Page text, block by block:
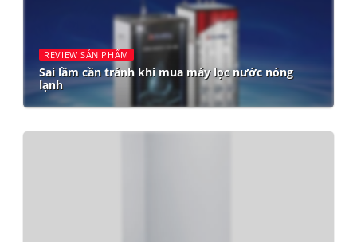
REVIEW SẢN PHẨM
Sai lầm cần tránh khi mua máy lọc nước nóng
lạnh